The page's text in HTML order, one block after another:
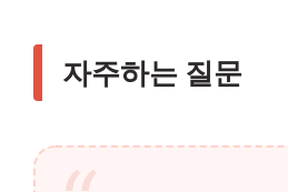
자주하는 질문